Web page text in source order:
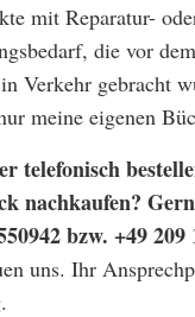
mit Reparatur-
die vor
Verkehr gebracht
meine eigenen
telefonisch
nachkaufen?
bzw. +49 209
uns. Ihr